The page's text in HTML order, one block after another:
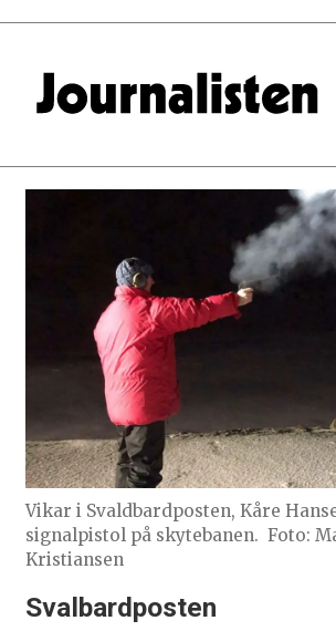
Vikar i Svaldbardposten, Kåre
signalpistol på skytebanen. Foto:
Kristiansen
Svalbardposten